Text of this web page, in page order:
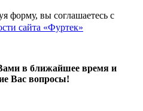
форму, вы соглашаетесь с
сайта «Фуртек»
в ближайшее время и
Вас вопросы!